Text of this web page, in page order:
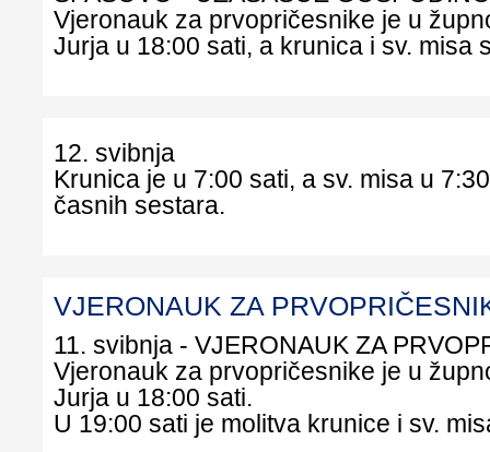
Vjeronauk za prvopričesnike je u
Jurja u 18:00 sati, a krunica i sv. misa
12. svibnja
Krunica je u 7:00 sati, a sv. misa u
časnih sestara.
VJERONAUK ZA
11. svibnja - VJERONAUK ZA
Vjeronauk za prvopričesnike je u
Jurja u 18:00 sati.
U 19:00 sati je molitva krunice i sv.